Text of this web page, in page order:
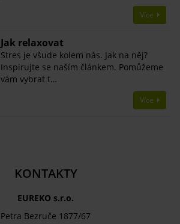
Více
Jak relaxovat
Stres je všude kolem nás. Jak na něj?
Inspirujte se naším článkem. Pomůžeme
vám vybrat t…
Více
KONTAKTY
EUREKO s.r.o.
Petra Bezruče 1877/67